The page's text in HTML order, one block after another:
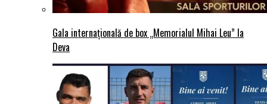
Gala internațională de box „Memorialul Mihai Leu” la
Deva